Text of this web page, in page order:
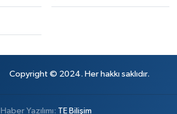
Copyright © 2024. Her hakkı saklıdır.
Haber Yazılımı: TE Bilişim